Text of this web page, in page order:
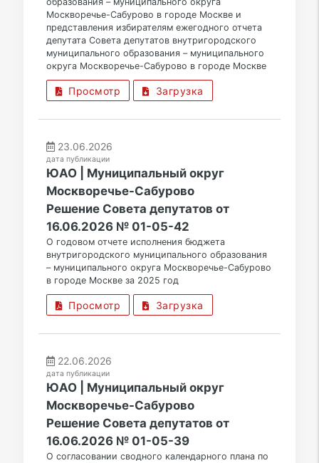
Москворечье-Сабурово в городе Москве и
представления избирателям ежегодного отчета
депутата Совета депутатов внутригородского
муниципального образования – муниципального
округа Москворечье-Сабурово в городе Москве
Просмотр Загрузка
23.06.2026
дата публикации
ЮАО | Муниципальный округ
Москворечье-Сабурово
Решение Совета депутатов от
16.06.2026 № 01-05-42
О годовом отчете исполнения бюджета
внутригородского муниципального образования
– муниципального округа Москворечье-Сабурово
в городе Москве за 2025 год
Просмотр Загрузка
22.06.2026
дата публикации
ЮАО | Муниципальный округ
Москворечье-Сабурово
Решение Совета депутатов от
16.06.2026 № 01-05-39
О согласовании сводного календарного плана по